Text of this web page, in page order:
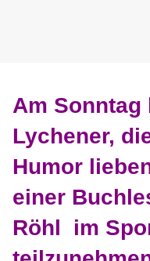
Am Sonntag
Lychener,
Humor
einer
Röhl im